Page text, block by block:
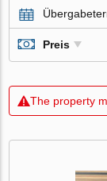
Preis
The property